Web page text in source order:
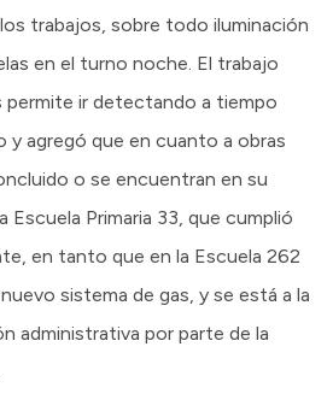
trabajos, sobre todo iluminación
en el turno noche. El trabajo
permite ir detectando a tiempo
y agregó que en cuanto a obras
o se encuentran en su
Escuela Primaria 33, que cumplió
en tanto que en la Escuela 262
sistema de gas, y se está a la
administrativa por parte de la